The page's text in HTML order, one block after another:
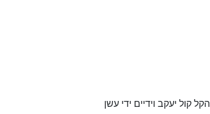
הקל קול יעקב וידיים ידי עשן